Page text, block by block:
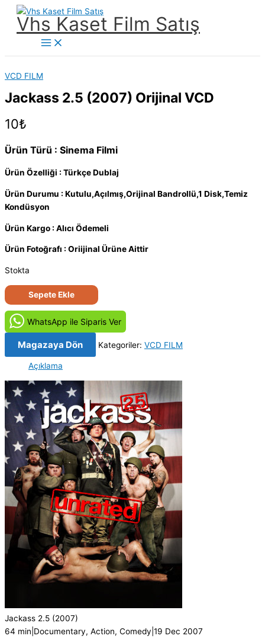
İçeriğe
Vhs Kaset Film Satış
Main
Menu
VCD FILM
Jackass 2.5 (2007) Orijinal VCD
10₺
Ürün Türü : Sinema Filmi
Ürün Özelliği : Türkçe Dublaj
Ürün Durumu : Kutulu,Açılmış,Orijinal Bandrollü,1 Disk,Temiz
Kondüsyon
Ürün Kargo : Alıcı Ödemeli
Ürün Fotoğrafı : Oriijinal Ürüne Aittir
Stokta
Jackass
2.5
(2007)
Orijinal
VCD
adet
Sepete Ekle
WhatsApp ile Siparis Ver
Magazaya Dön Kategoriler: VCD FILM
Açıklama
Jackass 2.5 (2007)
64 min Documentary, Action, Comedy 19 Dec 2007